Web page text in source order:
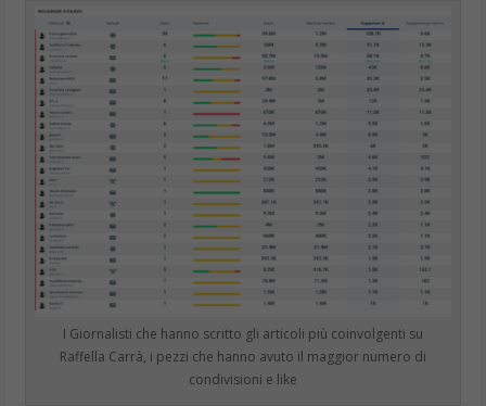
I Giornalisti che hanno scritto gli articoli più coinvolgenti su
Raffella Carrà, i pezzi che hanno avuto il maggior numero di
condivisioni e like